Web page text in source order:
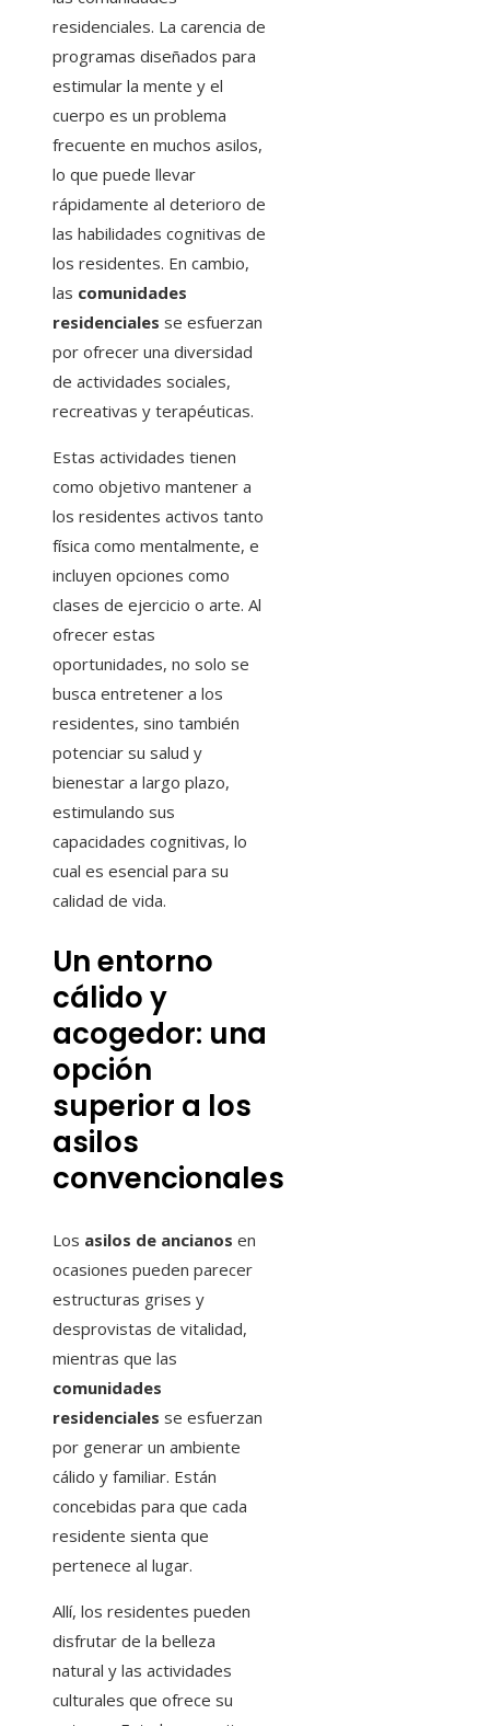
residenciales. La carencia de
programas diseñados para
estimular la mente y el
cuerpo es un problema
frecuente en muchos asilos,
lo que puede llevar
rápidamente al deterioro de
las habilidades cognitivas de
los residentes. En cambio,
las comunidades
residenciales se esfuerzan
por ofrecer una diversidad
de actividades sociales,
recreativas y terapéuticas.
Estas actividades tienen
como objetivo mantener a
los residentes activos tanto
física como mentalmente, e
incluyen opciones como
clases de ejercicio o arte. Al
ofrecer estas
oportunidades, no solo se
busca entretener a los
residentes, sino también
potenciar su salud y
bienestar a largo plazo,
estimulando sus
capacidades cognitivas, lo
cual es esencial para su
calidad de vida.
Un entorno
cálido y
acogedor: una
opción
superior a los
asilos
convencionales
Los asilos de ancianos en
ocasiones pueden parecer
estructuras grises y
desprovistas de vitalidad,
mientras que las
comunidades
residenciales se esfuerzan
por generar un ambiente
cálido y familiar. Están
concebidas para que cada
residente sienta que
pertenece al lugar.
Allí, los residentes pueden
disfrutar de la belleza
natural y las actividades
culturales que ofrece su